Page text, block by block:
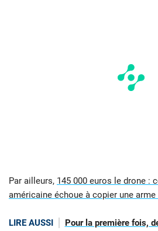
Par ailleurs, 145 000 euros le drone :
américaine échoue à copier une
LIRE AUSSI
Pour la première fois,